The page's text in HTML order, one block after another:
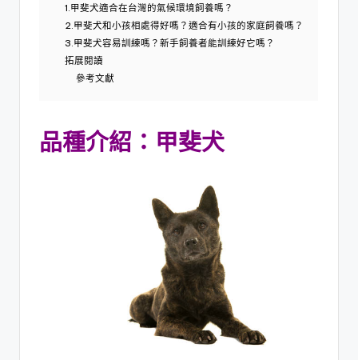
1.甲斐犬適合在台灣的氣候環境飼養嗎？
2.甲斐犬和小孩相處得好嗎？適合有小孩的家庭飼養嗎？
3.甲斐犬容易訓練嗎？新手飼養者能訓練好它嗎？
拓展閱讀
參考文獻
品種介紹：甲斐犬